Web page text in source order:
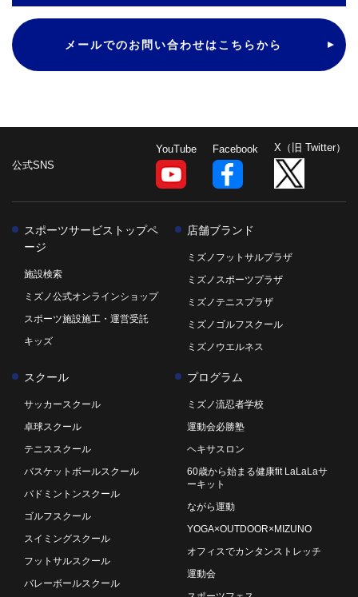
メールでのお問い合わせはこちらから
公式SNS
YouTube Facebook X（旧 Twitter）
スポーツサービストップペ
ージ
施設検索
ミズノ公式オンラインショップ
スポーツ施設施工・運営受託
キッズ
店舗ブランド
ミズノフットサルプラザ
ミズノスポーツプラザ
ミズノテニスプラザ
ミズノゴルフスクール
ミズノウエルネス
スクール
サッカースクール
卓球スクール
テニススクール
バスケットボールスクール
バドミントンスクール
ゴルフスクール
スイミングスクール
フットサルスクール
バレーボールスクール
プログラム
ミズノ流忍者学校
運動会必勝塾
ヘキサスロン
60歳から始まる健康fit LaLaLaサ
ーキット
ながら運動
YOGA×OUTDOOR×MIZUNO
オフィスでカンタンストレッチ
運動会